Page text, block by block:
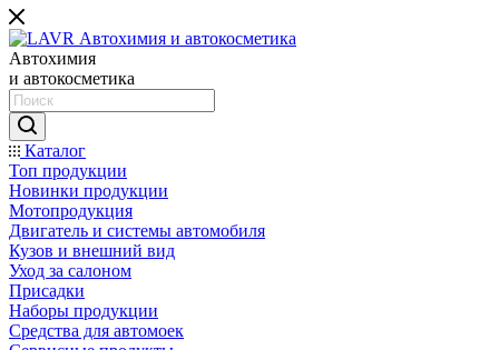
Автохимия
и автокосметика
Каталог
Топ продукции
Новинки продукции
Мотопродукция
Двигатель и системы автомобиля
Кузов и внешний вид
Уход за салоном
Присадки
Наборы продукции
Средства для автомоек